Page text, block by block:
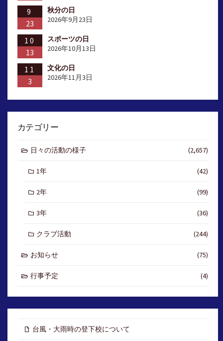
9
23
秋分の日
2026年9月23日
10
13
スポーツの日
2026年10月13日
11
3
文化の日
2026年11月3日
カテゴリー
日々の活動の様子 (2,657)
1年 (42)
2年 (99)
3年 (36)
クラブ活動 (244)
お知らせ (75)
行事予定 (4)
台風・大雨時の登下校について